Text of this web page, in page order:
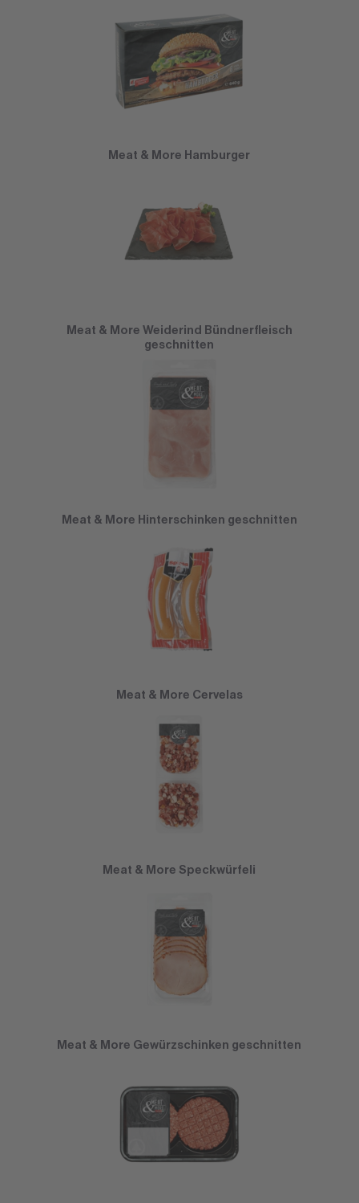
Meat & More Hamburger
Meat & More Weiderind Bündnerfleisch
geschnitten
Meat & More Hinterschinken geschnitten
Meat & More Cervelas
Meat & More Speckwürfeli
Meat & More Gewürzschinken geschnitten